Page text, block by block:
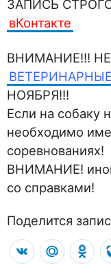
ЗАПИСЬ
вКонтакте
ВНИМАНИЕ!!!
НОЯБРЯ!!!
Если на собаку
необходимо
соревнованиях!
ВНИМАНИЕ!
со справками!
Поделится
VK Mail.Ru